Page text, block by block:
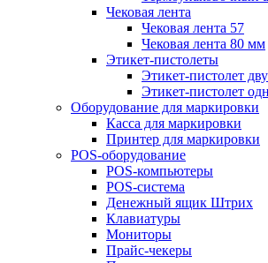
Чековая лента
Чековая лента 57
Чековая лента 80 мм
Этикет-пистолеты
Этикет-пистолет
Этикет-пистолет
Оборудование для маркировки
Касса для маркировки
Принтер для маркировки
POS-оборудование
POS-компьютеры
POS-система
Денежный ящик Штрих
Клавиатуры
Мониторы
Прайс-чекеры